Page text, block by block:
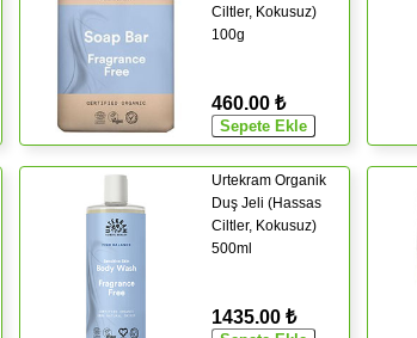
Ciltler, Kokusuz)
100g
460.00 ₺
Urtekram Organik
Duş Jeli (Hassas
Ciltler, Kokusuz)
500ml
1435.00 ₺